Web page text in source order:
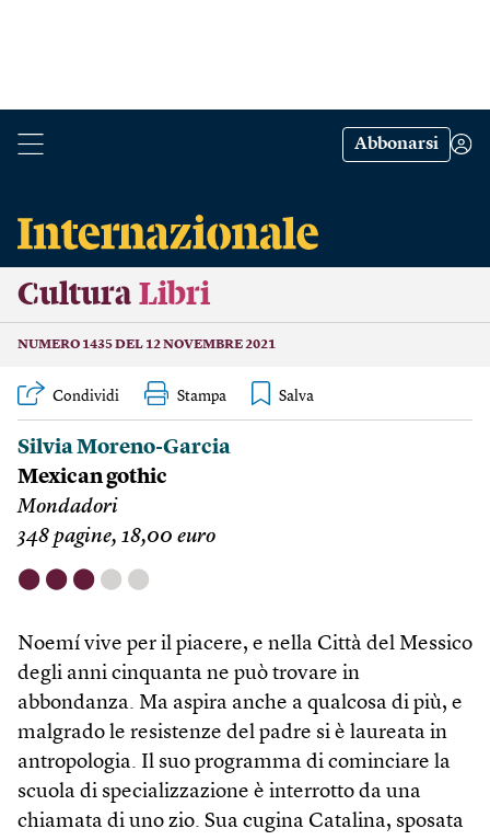
Abbonarsi
Cultura Libri
NUMERO 1435 DEL 12 NOVEMBRE 2021
Condividi Stampa
Silvia Moreno-Garcia
Mexican gothic
Mondadori
348 pagine, 18,00 euro
⬤ ⬤ ⬤ ⬤ ⬤
Noemí vive per il piacere, e nella Città del Messico
degli anni cinquanta ne può trovare in
abbondanza. Ma aspira anche a qualcosa di più, e
malgrado le resistenze del padre si è laureata in
antropologia. Il suo programma di cominciare la
scuola di specializzazione è interrotto da una
chiamata di uno zio. Sua cugina Catalina, sposata